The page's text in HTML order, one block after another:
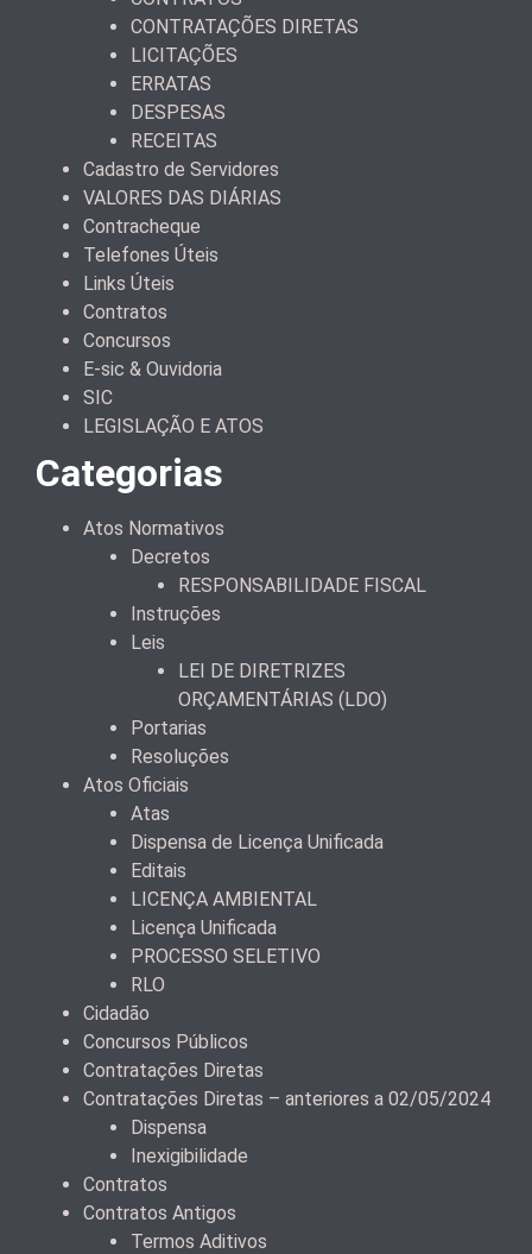
CONTRATAÇÕES DIRETAS
LICITAÇÕES
ERRATAS
DESPESAS
RECEITAS
Cadastro de Servidores
VALORES DAS DIÁRIAS
Contracheque
Telefones Úteis
Links Úteis
Contratos
Concursos
E-sic & Ouvidoria
SIC
LEGISLAÇÃO E ATOS
Categorias
Atos Normativos
Decretos
RESPONSABILIDADE FISCAL
Instruções
Leis
LEI DE DIRETRIZES
ORÇAMENTÁRIAS (LDO)
Portarias
Resoluções
Atos Oficiais
Atas
Dispensa de Licença Unificada
Editais
LICENÇA AMBIENTAL
Licença Unificada
PROCESSO SELETIVO
RLO
Cidadão
Concursos Públicos
Contratações Diretas
Contratações Diretas – anteriores a 02/05/2024
Dispensa
Inexigibilidade
Contratos
Contratos Antigos
Termos Aditivos